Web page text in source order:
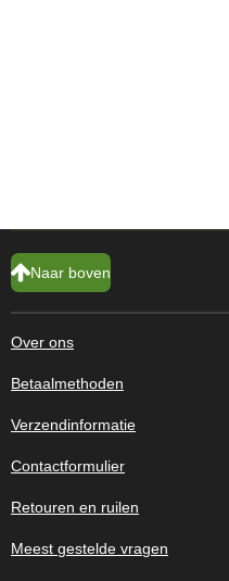
Naar boven
Over ons
Betaalmethoden
Verzendinformatie
Contactformulier
Retouren en ruilen
Meest gestelde vragen